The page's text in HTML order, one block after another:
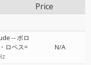
Price
--ボロ
ロペス=
N/A